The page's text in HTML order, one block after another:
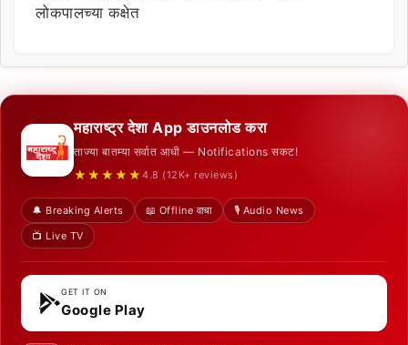
लोकपालच्या कक्षेत
महाराष्ट्र देशा App डाउनलोड करा
ताज्या बातम्या सर्वात आधी — Notifications सकट!
★★★★★ 4.8 (12K+ reviews)
🔔 Breaking Alerts 📖 Offline वाचा
🎙️ Audio News
📺 Live TV
GET IT ON
Google Play